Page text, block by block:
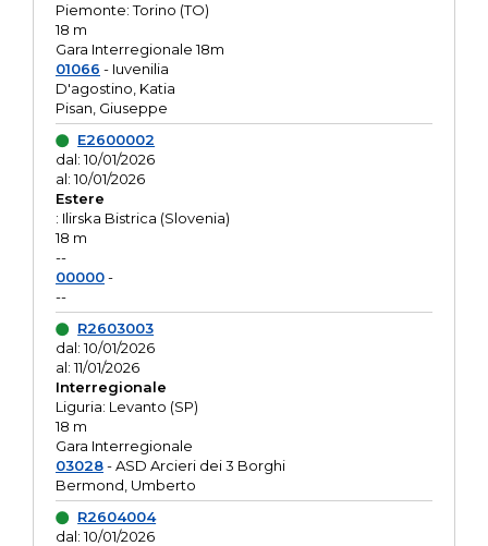
Piemonte: Torino (TO)
18 m
Gara Interregionale 18m
01066 - Iuvenilia
D'agostino, Katia
Pisan, Giuseppe
E2600002
dal: 10/01/2026
al: 10/01/2026
Estere
: Ilirska Bistrica (Slovenia)
18 m
--
00000-
--
R2603003
dal: 10/01/2026
al: 11/01/2026
Interregionale
Liguria: Levanto (SP)
18 m
Gara Interregionale
03028- ASD Arcieri dei 3 Borghi
Bermond, Umberto
R2604004
dal: 10/01/2026